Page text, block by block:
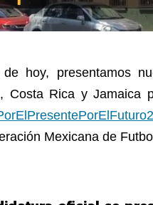
hoy, presentamos
Costa Rica y Jamaica
Mexicana de